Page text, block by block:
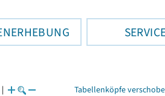
| Tabellenköpfe